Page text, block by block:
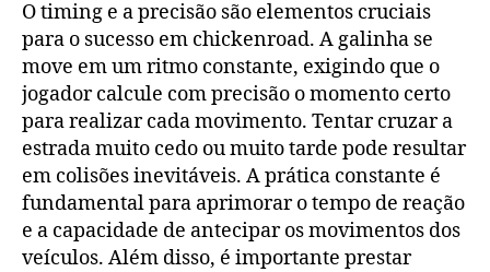
O timing e a precisão são elementos cruciais
para o sucesso em chickenroad. A galinha se
move em um ritmo constante, exigindo que o
jogador calcule com precisão o momento certo
para realizar cada movimento. Tentar cruzar a
estrada muito cedo ou muito tarde pode resultar
em colisões inevitáveis. A prática constante é
fundamental para aprimorar o tempo de reação
e a capacidade de antecipar os movimentos dos
veículos. Além disso, é importante prestar